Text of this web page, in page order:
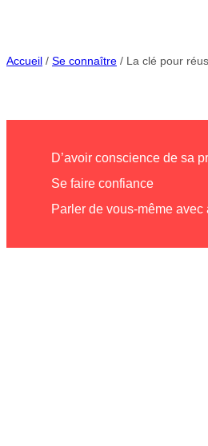
Accueil / Se connaître / La clé pour
D’avoir conscience de sa
Se faire confiance
Parler de vous-même